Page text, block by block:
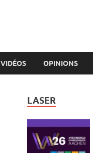
VIDÉOS OPINIONS
LASER